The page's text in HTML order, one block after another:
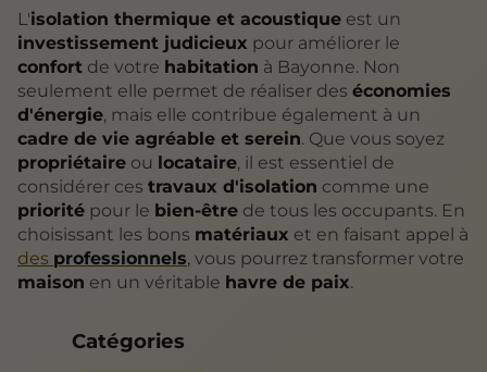
Catégories
L'isolation thermique et acoustique est un
investissement judicieux pour améliorer le
confort de votre habitation à Bayonne. Non
seulement elle permet de réaliser des économies
d'énergie, mais elle contribue également à un
cadre de vie agréable et serein. Que vous soyez
propriétaire ou locataire, il est essentiel de
considérer ces travaux d'isolation comme une
priorité pour le bien-être de tous les occupants. En
choisissant les bons matériaux et en faisant appel à
des professionnels, vous pourrez transformer votre
maison en un véritable havre de paix.